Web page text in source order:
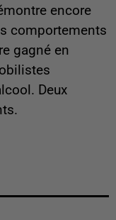
encore
comportements
gagné en
Deux